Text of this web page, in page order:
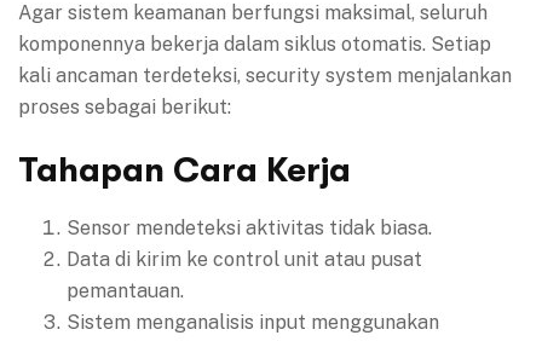
Agar sistem keamanan berfungsi maksimal, seluruh
komponennya bekerja dalam siklus otomatis. Setiap
kali ancaman terdeteksi, security system menjalankan
proses sebagai berikut:
Tahapan Cara Kerja
Sensor mendeteksi aktivitas tidak biasa.
Data di kirim ke control unit atau pusat
pemantauan.
Sistem menganalisis input menggunakan